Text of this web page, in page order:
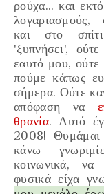
ρούχα... καιε
λογαριασμούς,
και στο
'ξυπνήσει',
εαυτό μου,
πούμε κάπως
σήμερα. Ούτε
απόφαση να
θρανία.Αυτό έ
2008!
κάνω
κοινωνικά,
φυσικά είχα